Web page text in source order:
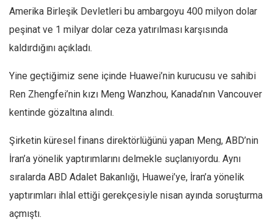
Amerika Birleşik Devletleri bu ambargoyu 400 milyon dolar
peşinat ve 1 milyar dolar ceza yatırılması karşısında
kaldırdığını açıkladı.
Yine geçtiğimiz sene içinde Huawei’nin kurucusu ve sahibi
Ren Zhengfei’nin kızı Meng Wanzhou, Kanada’nın Vancouver
kentinde gözaltına alındı.
Şirketin küresel finans direktörlüğünü yapan Meng, ABD’nin
İran’a yönelik yaptırımlarını delmekle suçlanıyordu. Aynı
sıralarda ABD Adalet Bakanlığı, Huawei’ye, İran’a yönelik
yaptırımları ihlal ettiği gerekçesiyle nisan ayında soruşturma
açmıştı.